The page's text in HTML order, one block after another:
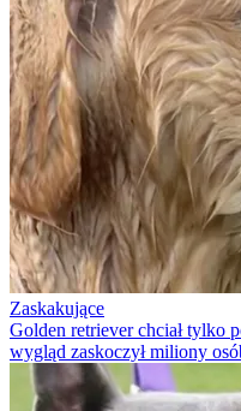
Zaskakujące
Golden retriever chciał tylko
wygląd zaskoczył miliony